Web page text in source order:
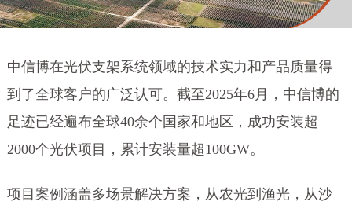
中信博在光伏支架系统领域的技术实力和产品质量得
到了全球客户的广泛认可。截至2025年6月，中信博的
足迹已经遍布全球40余个国家和地区，成功安装超
2000个光伏项目，累计安装量超100GW。
项目案例涵盖多场景解决方案，从农光到渔光，从沙